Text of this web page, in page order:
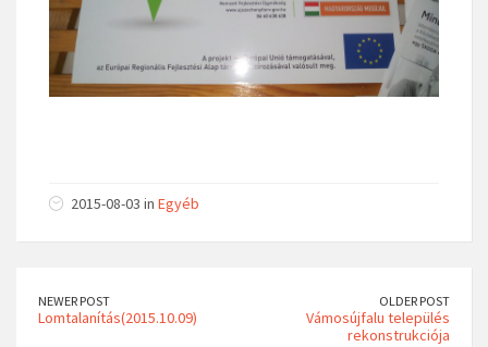
2015-08-03 in Egyéb
NEWER POST
Lomtalanítás(2015.10.09)
OLDER POST
Vámosújfalu település
rekonstrukciója